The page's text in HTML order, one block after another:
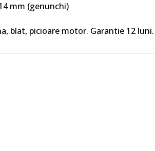
mm (genunchi)
blat, picioare motor. Garantie 12 luni.